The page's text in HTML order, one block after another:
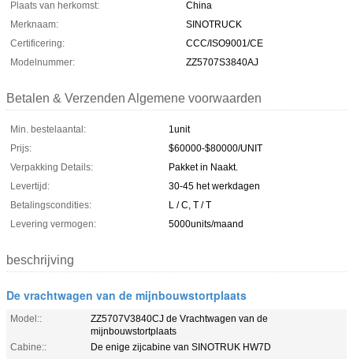
Plaats van herkomst:
China
Merknaam:
SINOTRUCK
Certificering:
CCC/ISO9001/CE
Modelnummer:
ZZ5707S3840AJ
Betalen & Verzenden Algemene voorwaarden
Min. bestelaantal:
1unit
Prijs:
$60000-$80000/UNIT
Verpakking Details:
Pakket in Naakt.
Levertijd:
30-45 het werkdagen
Betalingscondities:
L / C, T / T
Levering vermogen:
5000units/maand
beschrijving
De vrachtwagen van de mijnbouwstortplaats
Model::
ZZ5707V3840CJ de Vrachtwagen van de
mijnbouwstortplaats
Cabine::
De enige zijcabine van SINOTRUK HW7D